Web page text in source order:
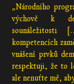
„Národního
výchově k
sounáležitosti
kompetencích
vnášení prvků
respektuji, že to
ale nenuťte mě,